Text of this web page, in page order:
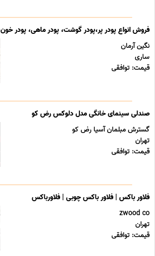
فروش انواع پودر پر،پودر گوشت، پودر ماهی، پودر خون
نگین آرمان
ساری
قیمت: توافقی
صندلی سینمای خانگی مدل دلوکس رض کو
گسترش مبلمان آسیا رض کو
تهران
قیمت: توافقی
فلاور باکس | فلاور باکس چوبی | فلاورباکس
zwood co
تهران
قیمت: توافقی